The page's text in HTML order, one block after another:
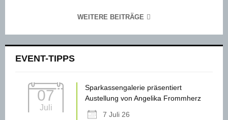
WEITERE BEITRÄGE
EVENT-TIPPS
07
Juli
Sparkassengalerie präsentiert
Austellung von Angelika Frommherz
7 Juli 26